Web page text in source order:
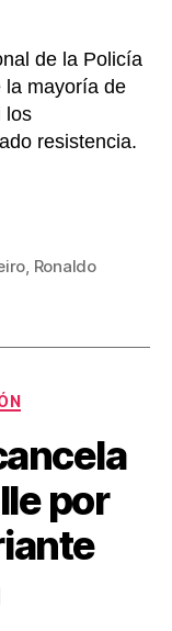
de la Policía
la mayoría de
los
resistencia.
, Ronaldo
por